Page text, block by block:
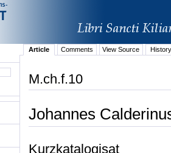
Article
Comments View Source History
M.ch.f.10
Johannes
Kurzkatalogisat